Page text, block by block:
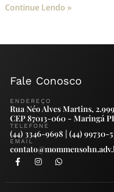
Continue Lendo »
ENDEREÇO
Rua Néo Alves Martins,
CEP 87013-060 - Maringá
TELEFONE
(44) 3346-9698 | (44) 99730-
EMAIL
Fale Conosco